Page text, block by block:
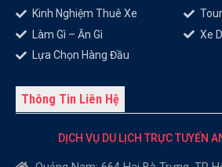
Kinh Nghiệm Thuê Xe
Làm Gì – Ăn Gì
Lựa Chọn Hàng Đầu
Xe
Thông Tin Liên Hệ
DỊCH VỤ DU LỊCH TRỰC TUYẾN